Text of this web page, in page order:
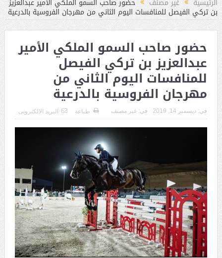
بن تركي الفيصل للمنافسات اليوم الثاني من مهرجان الفروسية بالدرعية
حضور صاحب السمو الملكي الأمير
عبدالعزيز بن تركي الفيصل
للمنافسات اليوم الثاني من
مهرجان الفروسية بالدرعية
فى: ديسمبر 14, 2019 فى: غير مصنف طباعة البريد الالكترونى